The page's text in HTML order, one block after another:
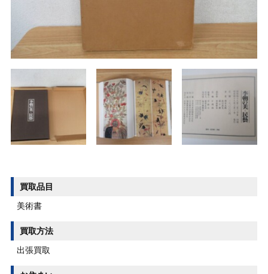
買取品目
美術書
買取方法
出張買取